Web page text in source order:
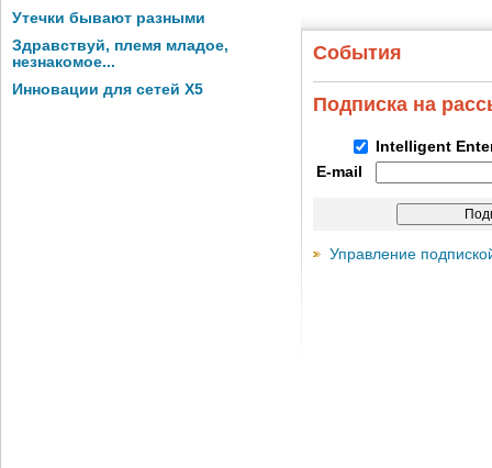
Утечки бывают разными
Здравствуй, племя младое,
незнакомое...
Инновации для сетей X5
События
Подписка на
Intelligent
E-mail
Управление